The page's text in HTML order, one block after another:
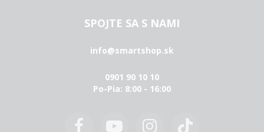
SPOJTE SA S NAMI
info@smartshop.sk
0901 90 10 10
Po-Pia: 8:00 - 16:00